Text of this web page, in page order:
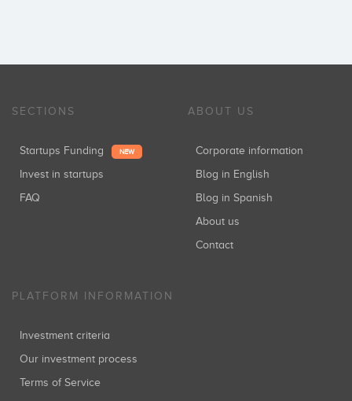
SECTIONS
Startups Funding NEW
Invest in startups
FAQ
ABOUT US
Corporate information
Blog in English
Blog in Spanish
About us
Contact
PLATFORM INFORMATION
Investment criteria
Our investment process
Terms of Service